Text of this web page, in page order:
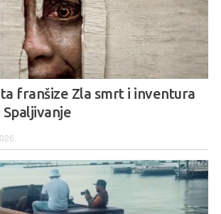
franšize Zla smrt i inventura